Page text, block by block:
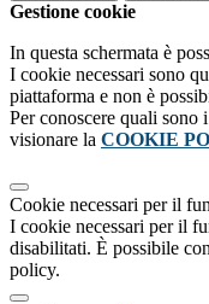
Gestione cookie
In questa schermata è
I cookie necessari sono
piattaforma e non è
Per conoscere quali sono
visionare la COOKIE
Cookie necessari per il
I cookie necessari per il
disabilitati. È possibile
policy.